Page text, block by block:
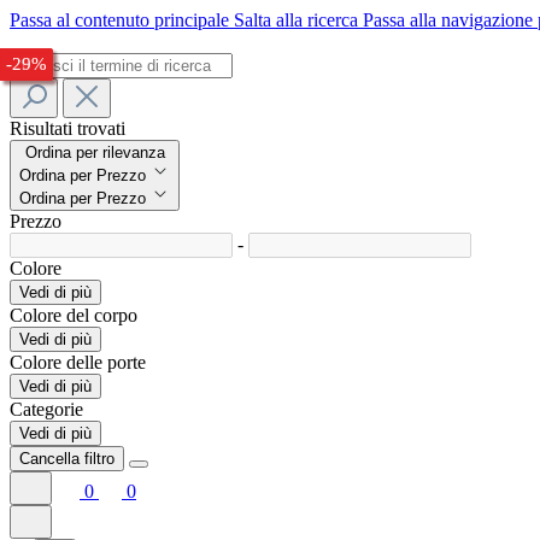
Passa al contenuto principale Salta alla ricerca Passa alla
Risultati trovati
Ordina per rilevanza
Ordina per Prezzo
Ordina per Prezzo
Prezzo
-
Colore
Vedi di più
Colore del corpo
Vedi di più
Colore delle porte
Vedi di più
Categorie
Vedi di più
Cancella filtro
0 0
-29%
-27%
-27%
-26%
-29%